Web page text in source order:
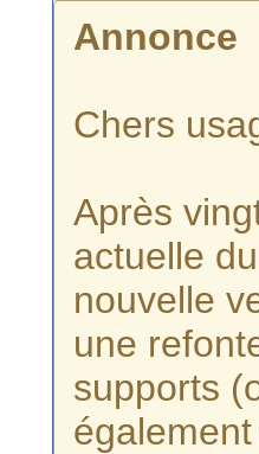
Annonce
Chers
Après
actuelle
nouvelle
une
supports